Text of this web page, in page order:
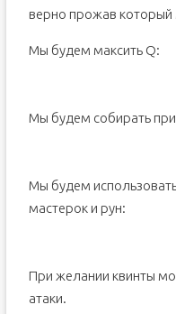
верно прожав который
Мы будем максить Q:
Мы будем собирать
Мы будем
мастерок и рун:
При желании квинты
атаки.